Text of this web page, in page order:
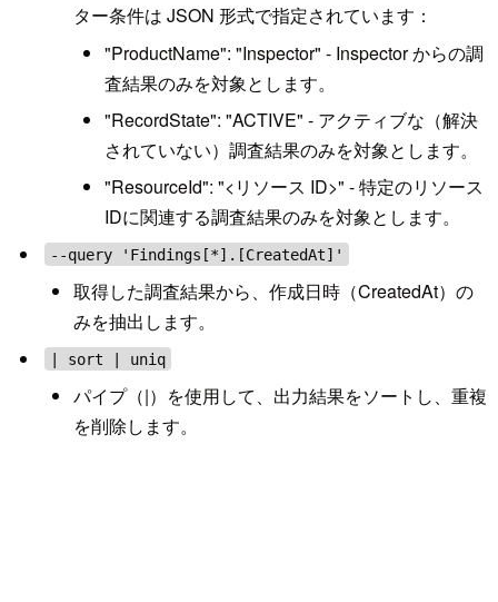
ター条件は JSON 形式で指定されています：
"ProductName": "Inspector" - Inspector からの調
査結果のみを対象とします。
"RecordState": "ACTIVE" - アクティブな（解決
されていない）調査結果のみを対象とします。
"ResourceId": "<リソース ID>" - 特定のリソース
IDに関連する調査結果のみを対象とします。
--query 'Findings[*].[CreatedAt]'
取得した調査結果から、作成日時（CreatedAt）の
みを抽出します。
| sort | uniq
パイプ（|）を使用して、出力結果をソートし、重複
を削除します。